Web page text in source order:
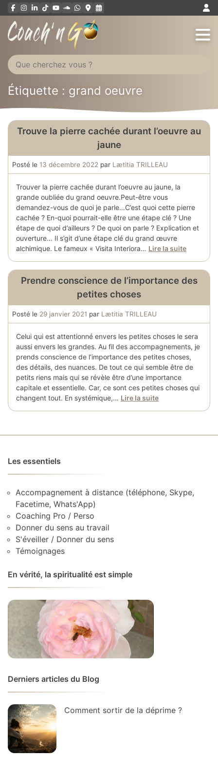
Aller
au
Étiquette : grand oeuvre
Trouve la pierre cachée durant l’oeuvre au
jaune
Posté le 13 décembre 2022 par Lætitia TRILLEAU
Trouver la pierre cachée durant l’oeuvre au jaune, la
grande oubliée du grand oeuvre.Peut-être vous
demandez-vous de quoi je parle…C’est quoi cette pierre
cachée ? En-quoi pourrait-elle être une étape clé ? Une
étape de quoi d’ailleurs ? De quoi on parle ? Explication et
ouverture… Il s’git d’une étape clé du grand œuvre
alchimique. Le fameux « Visita Interiora… Lire la suite
Prendre conscience de l’importance des
petites choses
Posté le 29 janvier 2021 par Lætitia TRILLEAU
Celui qui est attentionné envers les petites choses le sera
aussi envers les grandes. Au fil des accompagnements, je
prends conscience de l’importance des petites choses,
des détails, des nuances. De tout ce qui semble être de
petits riens mais qui se révèle être d’une importance
capitale et essentielle. Car, ce sont ces petites choses qui
changent tout. En systémique,… Lire la suite
Les essentiels
Accompagnement à distance (téléphone, Skype,
Facetime, Whats'App)
Coaching Pro / Perso
Donner du sens au travail
S'éveiller / Donner du sens
Témoignages
En vérité, la spiritualité est simple
Derniers articles du Blog
Comment sortir de la déprime ?